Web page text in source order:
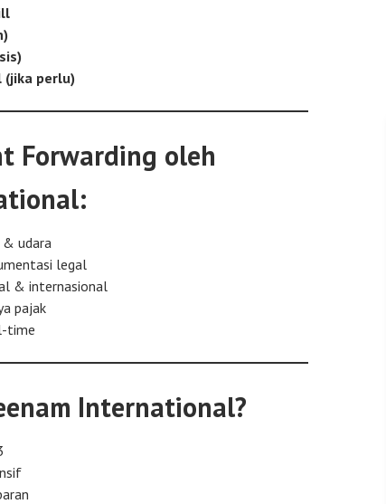
(jika perlu)
Forwarding oleh
& udara
legal
& internasional
pajak
time
International?